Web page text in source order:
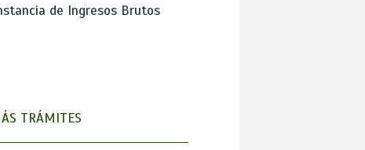
de Ingresos Brutos
TRÁMITES